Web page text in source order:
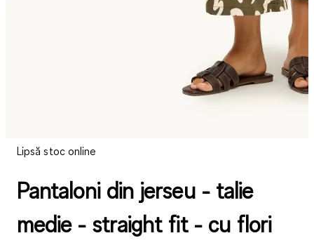
Lipsă stoc online
Pantaloni din jerseu - talie
medie - straight fit - cu flori